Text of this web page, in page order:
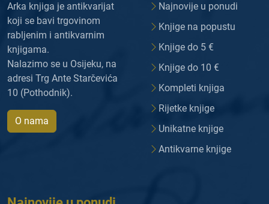
Arka knjiga je antikvarijat
koji se bavi trgovinom
rabljenim i antikvarnim
knjigama.
Nalazimo se u Osijeku, na
adresi Trg Ante Starčevića
10 (Pothodnik).
O nama
Najnovije u ponudi
Knjige na popustu
Knjige do 5 €
Knjige do 10 €
Kompleti knjiga
Rijetke knjige
Unikatne knjige
Antikvarne knjige